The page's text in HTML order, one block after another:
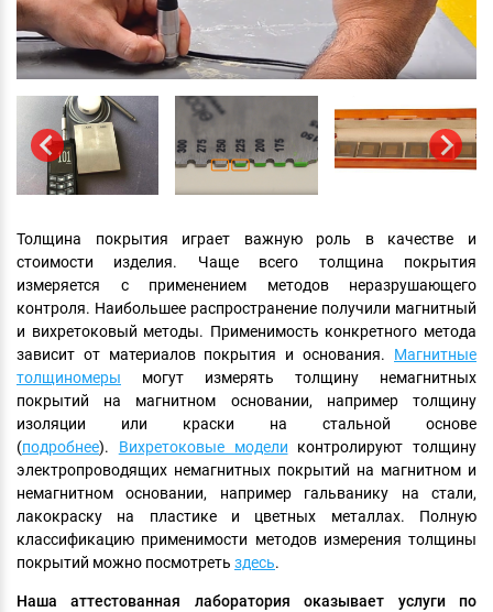
Толщина покрытия играет важную роль в качестве и
стоимости изделия. Чаще всего толщина покрытия
измеряется с применением методов неразрушающего
контроля. Наибольшее распространение получили магнитный
и вихретоковый методы. Применимость конкретного метода
зависит от материалов покрытия и основания. Магнитные
толщиномеры могут измерять толщину немагнитных
покрытий на магнитном основании, например толщину
изоляции или краски на стальной основе
(подробнее). Вихретоковые модели контролируют толщину
электропроводящих немагнитных покрытий на магнитном и
немагнитном основании, например гальванику на стали,
лакокраску на пластике и цветных металлах. Полную
классификацию применимости методов измерения толщины
покрытий можно посмотреть здесь.
Наша аттестованная лаборатория оказывает услуги по